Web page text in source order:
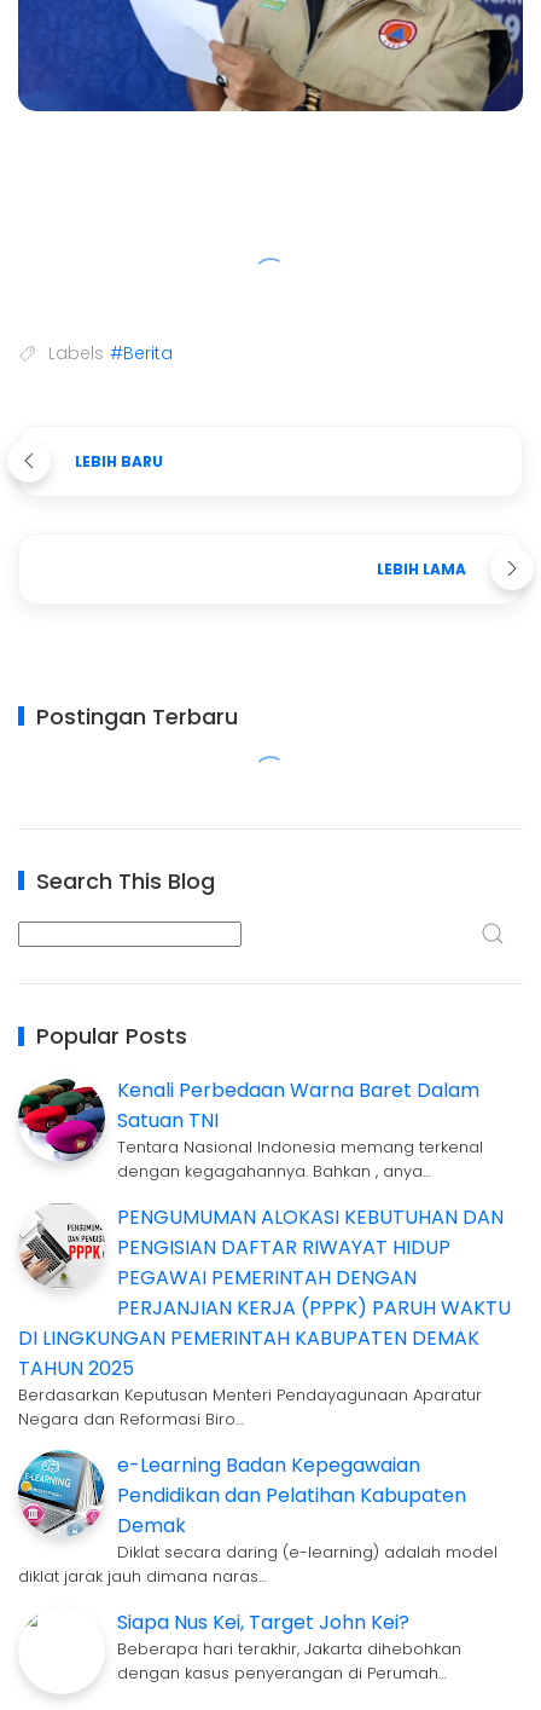
Labels #Berita
LEBIH BARU
LEBIH LAMA
Postingan Terbaru
Search This Blog
Popular Posts
Kenali Perbedaan Warna Baret Dalam
Satuan TNI
Tentara Nasional Indonesia memang terkenal
dengan kegagahannya. Bahkan , anya…
PENGUMUMAN ALOKASI KEBUTUHAN DAN
PENGISIAN DAFTAR RIWAYAT HIDUP
PEGAWAI PEMERINTAH DENGAN
PERJANJIAN KERJA (PPPK) PARUH WAKTU
DI LINGKUNGAN PEMERINTAH KABUPATEN DEMAK
TAHUN 2025
Berdasarkan Keputusan Menteri Pendayagunaan Aparatur
Negara dan Reformasi Biro…
e-Learning Badan Kepegawaian
Pendidikan dan Pelatihan Kabupaten
Demak
Diklat secara daring (e-learning) adalah model
diklat jarak jauh dimana naras…
Siapa Nus Kei, Target John Kei?
Beberapa hari terakhir, Jakarta dihebohkan
dengan kasus penyerangan di Perumah…